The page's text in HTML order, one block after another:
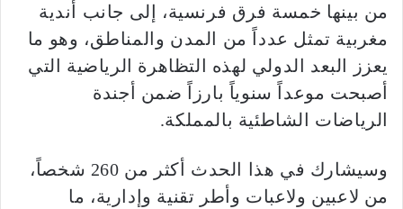
من بينها خمسة فرق فرنسية، إلى جانب أندية
مغربية تمثل عدداً من المدن والمناطق، وهو ما
يعزز البعد الدولي لهذه التظاهرة الرياضية التي
أصبحت موعداً سنوياً بارزاً ضمن أجندة
الرياضات الشاطئية بالمملكة.
وسيشارك في هذا الحدث أكثر من 260 شخصاً،
من لاعبين ولاعبات وأطر تقنية وإدارية، ما